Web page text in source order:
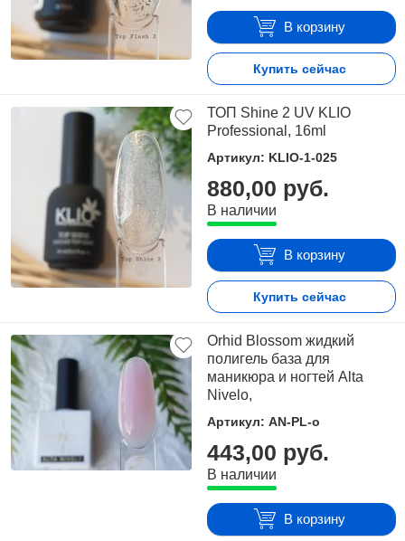
В корзину
Купить сейчас
ТОП Shine 2 UV KLIO
Professional, 16ml
Артикул: KLIO-1-025
880,00 руб.
В наличии
В корзину
Купить сейчас
Orhid Blossom жидкий
полигель база для
маникюра и ногтей Alta
Nivelo,
Артикул: AN-PL-o
443,00 руб.
В наличии
В корзину